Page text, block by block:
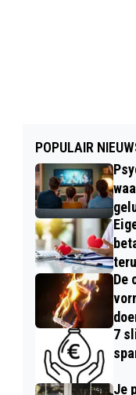
POPULAIR
De
7
Je